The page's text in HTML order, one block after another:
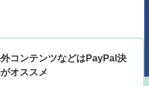
コンテンツなどはPayPal決
オススメ